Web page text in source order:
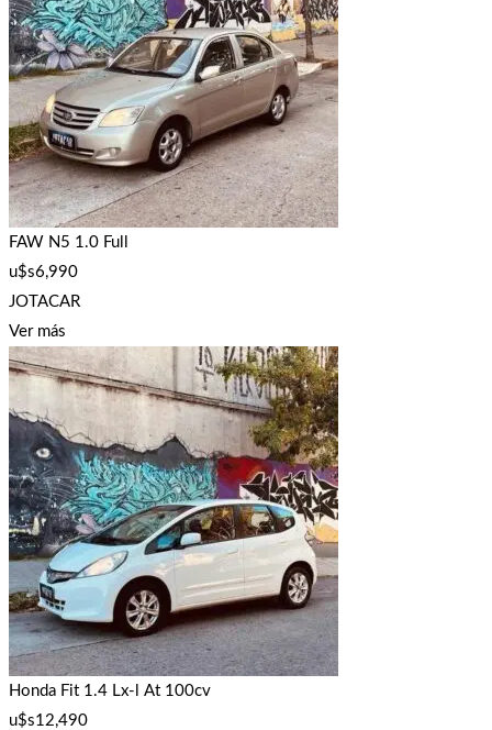
FAW N5 1.0 Full
u$s6,990
JOTACAR
Ver más
Honda Fit 1.4 Lx-l At 100cv
u$s12,490